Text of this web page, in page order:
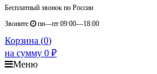
Бесплатный звонок по России
Звоните
пн—пт 09:00—18:00
Корзина (0)
на сумму 0 ₽
Меню